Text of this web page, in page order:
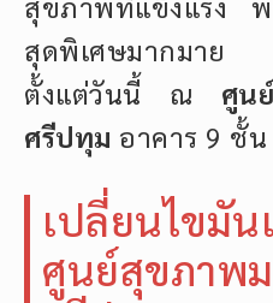
สุขภาพที่แข็งแรง พ
สุดพิเศษมากมาย
ตั้งแต่วันนี้ ณ ศูน
ศรีปทุม อาคาร 9 ชั้น
เปลี่ยนไขมัน
ศูนย์สุขภาพ